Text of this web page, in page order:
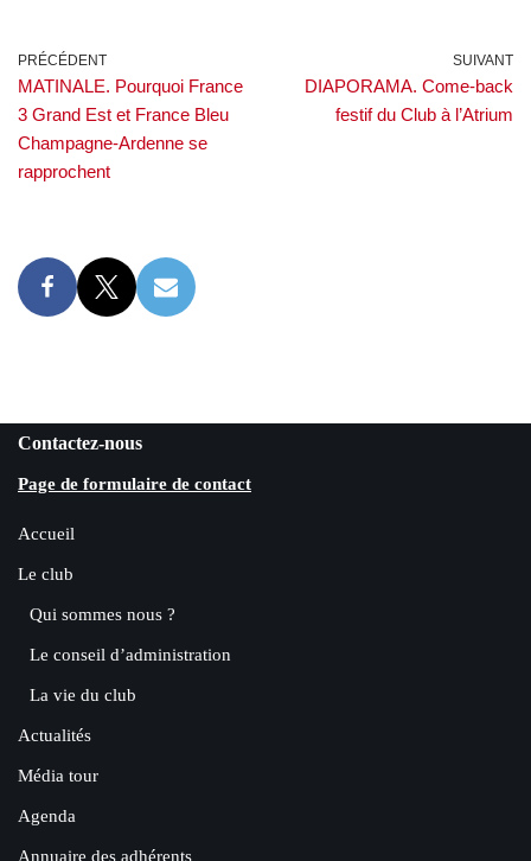
PRÉCÉDENT
MATINALE. Pourquoi France
3 Grand Est et France Bleu
Champagne-Ardenne se
rapprochent
SUIVANT
DIAPORAMA. Come-back
festif du Club à l’Atrium
Contactez-nous
Page de formulaire de contact
Accueil
Le club
Qui sommes nous ?
Le conseil d’administration
La vie du club
Actualités
Média tour
Agenda
Annuaire des adhérents